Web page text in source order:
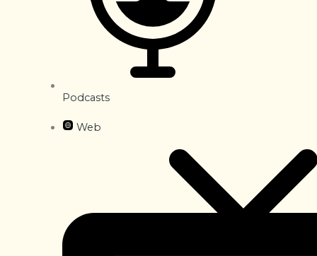
Podcasts
Web